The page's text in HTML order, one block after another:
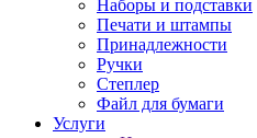
Наборы и подставки
Печати и штампы
Принадлежности
Ручки
Степлер
Файл для бумаги
Услуги